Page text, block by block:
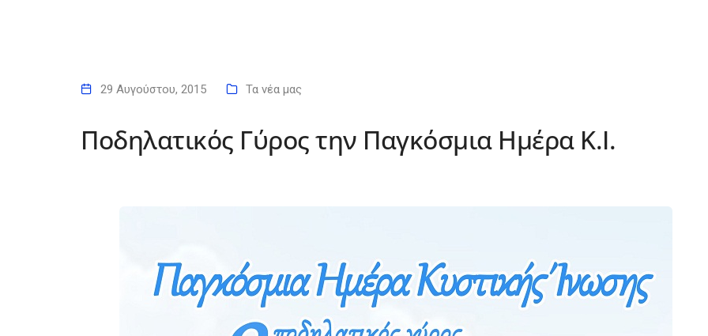
29 Αυγούστου, 2015 Τα νέα μας
Ποδηλατικός Γύρος την Παγκόσμια Ημέρα Κ.Ι.